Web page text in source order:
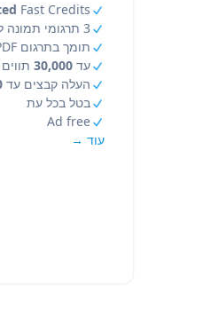
Fast Credits
3 תרגומי תמונה לתמונה ליום
תומך בתרגום PDF סרוק
עד 30,000
העלה קבצים עד
בטל בכל עת
Ad free
עוד →